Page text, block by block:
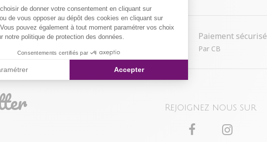
de donner votre consentement en cliquant sur
de vous opposer au dépôt des cookies en cliquant sur
pouvez également à tout moment paramétrer vos choix
notre politique de protection des données.
Consentements certifiés par
Accepter
Retour gratuit en magasin Paiement sécurisé
Par CB
Rejoignez nous sur